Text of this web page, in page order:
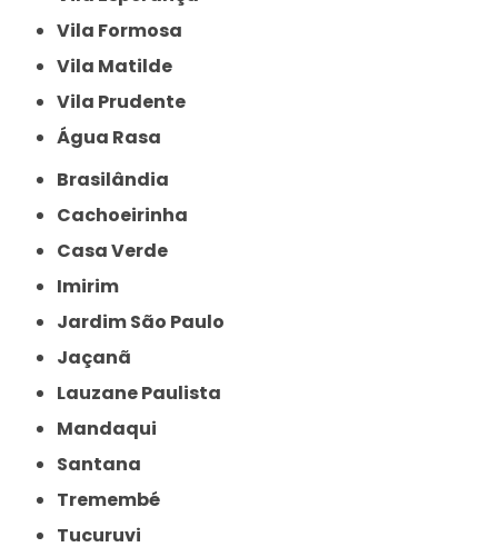
Vila Formosa
Vila Matilde
Vila Prudente
Água Rasa
Brasilândia
Cachoeirinha
Casa Verde
Imirim
Jardim São Paulo
Jaçanã
Lauzane Paulista
Mandaqui
Santana
Tremembé
Tucuruvi